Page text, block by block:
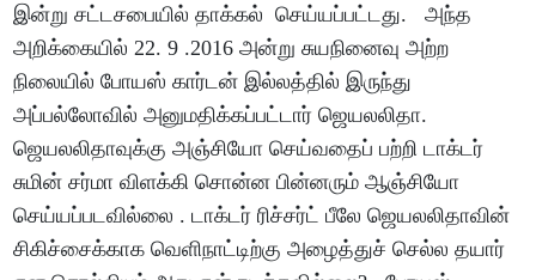
இன்று சட்டசபையில் தாக்கல் செய்யப்பட்டது. அந்த
அறிக்கையில் 22. 9 .2016 அன்று சுயநினைவு அற்ற
நிலையில் போயஸ் கார்டன் இல்லத்தில் இருந்து
அப்பல்லோவில் அனுமதிக்கப்பட்டார் ஜெயலலிதா.
ஜெயலலிதாவுக்கு அஞ்சியோ செய்வதைப் பற்றி டாக்டர்
சுமின் சர்மா விளக்கி சொன்ன பின்னரும் ஆஞ்சியோ
செய்யப்படவில்லை . டாக்டர் ரிச்சர்ட் பீலே ஜெயலலிதாவின்
சிகிச்சைக்காக வெளிநாட்டிற்கு அழைத்துச் செல்ல தயார்